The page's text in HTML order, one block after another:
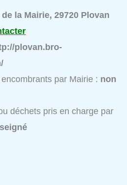
de la Mairie, 29720 Plovan
plovan.bro-
par Mairie : non
déchets pris en charge par